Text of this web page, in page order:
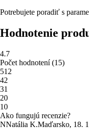
Potrebujete poradiť s
Hodnotenie
4.7
Počet hodnotení(15)
512
42
31
20
10
Ako fungujú recenzie?
NNatália K.Maďarsko, 18.